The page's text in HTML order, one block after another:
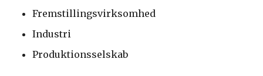
Fremstillingsvirksomhed
Industri
Produktionsselskab